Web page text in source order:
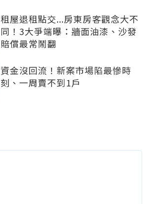
租屋退租點交...房東房客觀念大不
同！3大爭端曝：牆面油漆、沙發
賠償最常鬧翻
資金沒回流！新案市場陷最慘時
刻、一周賣不到1戶